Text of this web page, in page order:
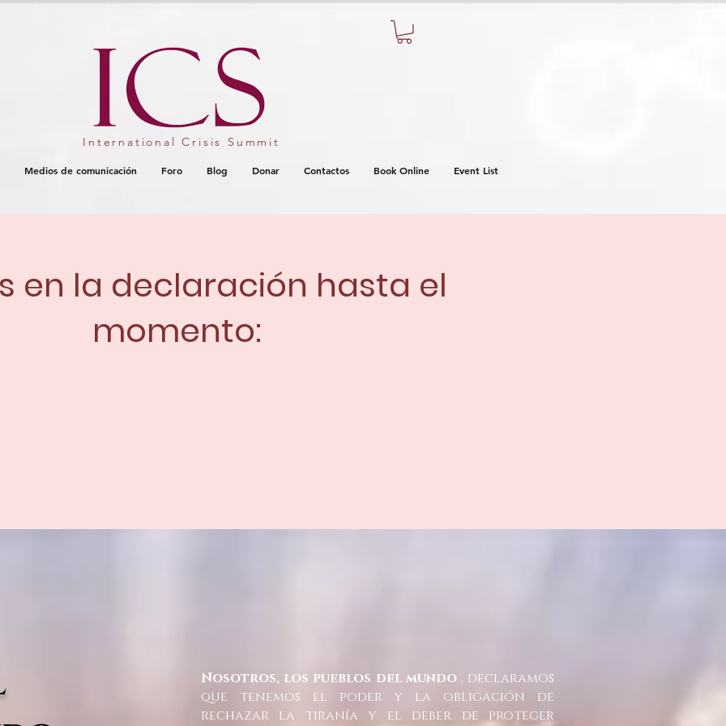
Medios de comunicación Foro Blog Donar Contactos Book Online Event List
International Crisis Summit
en la declaración hasta el
momento:
Nosotros, los pueblos del mundo , declaramos
que tenemos el poder y la obligación de
rechazar la tiranía y el deber de proteger